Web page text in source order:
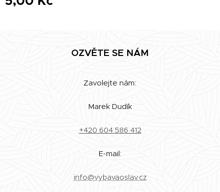
OZVĚTE SE NÁM
Zavolejte nám:
Marek Dudík
+420 604 586 412
E-mail:
info@vybavaoslav.cz